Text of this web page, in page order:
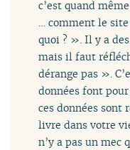
c’est quand
… comment le
quoi ? ». Il y a
mais il faut
dérange pas ».
données font
ces données sont
livre dans votre
n’y a pas un mec